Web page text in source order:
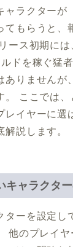
ャラクターが
てもらうと、
ース初期に
ドを稼ぐ猛
ありませんが
。 ここでは
レイヤーに選
説します。
キャラクタ
ターを設定し
他のプレイヤ